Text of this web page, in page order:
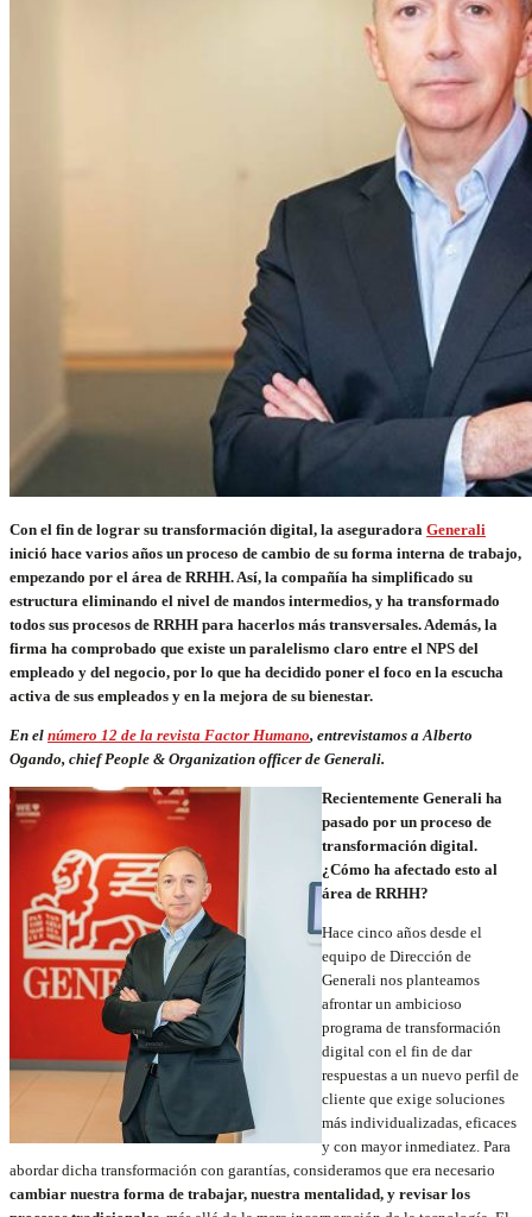
Con el fin de lograr su transformación digital, la aseguradora Generali
inició hace varios años un proceso de cambio de su forma interna de trabajo,
empezando por el área de RRHH. Así, la compañía ha simplificado su
estructura eliminando el nivel de mandos intermedios, y ha transformado
todos sus procesos de RRHH para hacerlos más transversales. Además, la
firma ha comprobado que existe un paralelismo claro entre el NPS del
empleado y del negocio, por lo que ha decidido poner el foco en la escucha
activa de sus empleados y en la mejora de su bienestar.
En el número 12 de la revista Factor Humano, entrevistamos a Alberto
Ogando, chief People & Organization officer de Generali.
Recientemente Generali ha
pasado por un proceso de
transformación digital.
¿Cómo ha afectado esto al
área de RRHH?
Hace cinco años desde el
equipo de Dirección de
Generali nos planteamos
afrontar un ambicioso
programa de transformación
digital con el fin de dar
respuestas a un nuevo perfil de
cliente que exige soluciones
más individualizadas, eficaces
y con mayor inmediatez. Para
abordar dicha transformación con garantías, consideramos que era necesario
cambiar nuestra forma de trabajar, nuestra mentalidad, y revisar los